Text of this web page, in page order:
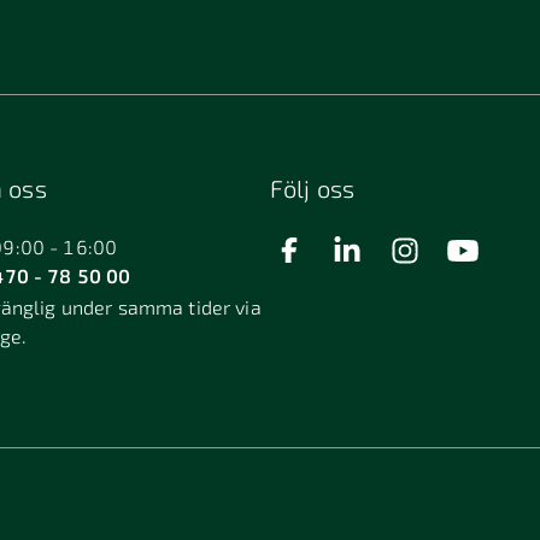
oss
- 16:00
- 78 50 00
under samma tider via
Följ oss